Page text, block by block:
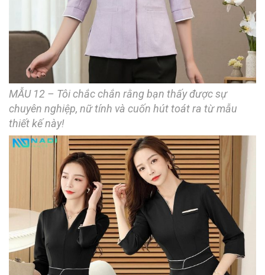
MẪU 12 – Tôi chắc chắn rằng bạn thấy được sự
chuyên nghiệp, nữ tính và cuốn hút toát ra từ mẫu
thiết kế này!